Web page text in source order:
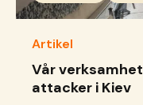
Artikel
Vår
attacker i Kiev